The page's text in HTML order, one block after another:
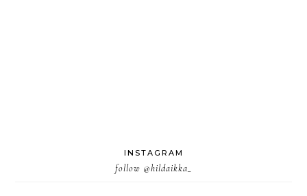
INSTAGRAM
follow @hildaikka_